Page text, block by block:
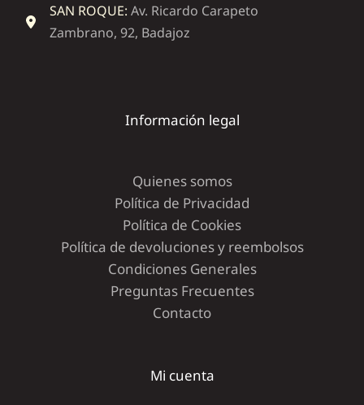
SAN ROQUE: Av. Ricardo Carapeto
Zambrano, 92, Badajoz
Información legal
Quienes somos
Política de Privacidad
Política de Cookies
Política de devoluciones y reembolsos
Condiciones Generales
Preguntas Frecuentes
Contacto
Mi cuenta